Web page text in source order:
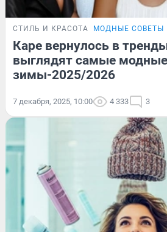
СТИЛЬ И КРАСОТА МОДНЫЕ СОВЕТЫ
Каре вернулось в
выглядят самые
зимы-2025/2026
7 декабря, 2025, 10:00 4 333 3